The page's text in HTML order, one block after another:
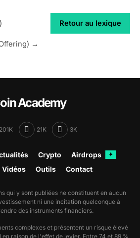
Retour au lexique
→
Academy
201K 21K 3K
Crypto Airdrops ✦
Vidéos Outils Contact
qui y sont publiées ne constituent en aucun
ni une incitation quelconque à
des instruments financiers.
complexes et présentent un risque élevé
raison de l'effet de levier. Entre 74 et 89 %